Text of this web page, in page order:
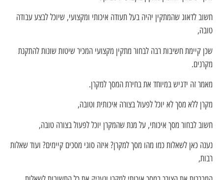
חשוב לדאוג שהמתקין יהיה בעל תעודה איכותי ומקצועי, שיוכל לבצע עבודה
טובה,
שכן קיימת חשיבות רבה לבחור מתקין מקצועי המכיר שיטות שונות להתקנת
מקרנים.
מאמר זה ידגיש במיוחד את בחירת המסך למקרן.
מקרן ללא מסך לא יוכל לפעול בצורה איכותית וטובה,
חשוב לבחור מסך איכותי, על מנת שהמקרן יוכל לפעול בצורה טובה,
נענה כאן לשאלות כמו מהו מסך למקרן? איזה סוגי מסכים קיימים? ועוד שאלות
רבות,